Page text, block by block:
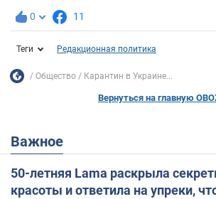
0 11
Теги Редакционная политика
Общество Карантин в Украине...
Вернуться на главную
Важное
50-летняя Lama раскрыла
красоты и ответила на упреки,